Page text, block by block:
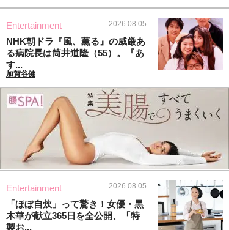
Entertainment 2026.08.05
NHK朝ドラ『風、薫る』の威厳あ
る病院長は筒井道隆（55）。『あ
す...
加賀谷健
Entertainment 2026.08.05
「ほぼ自炊」って驚き！女優・黒
木華が献立365日を全公開、「特
製お...